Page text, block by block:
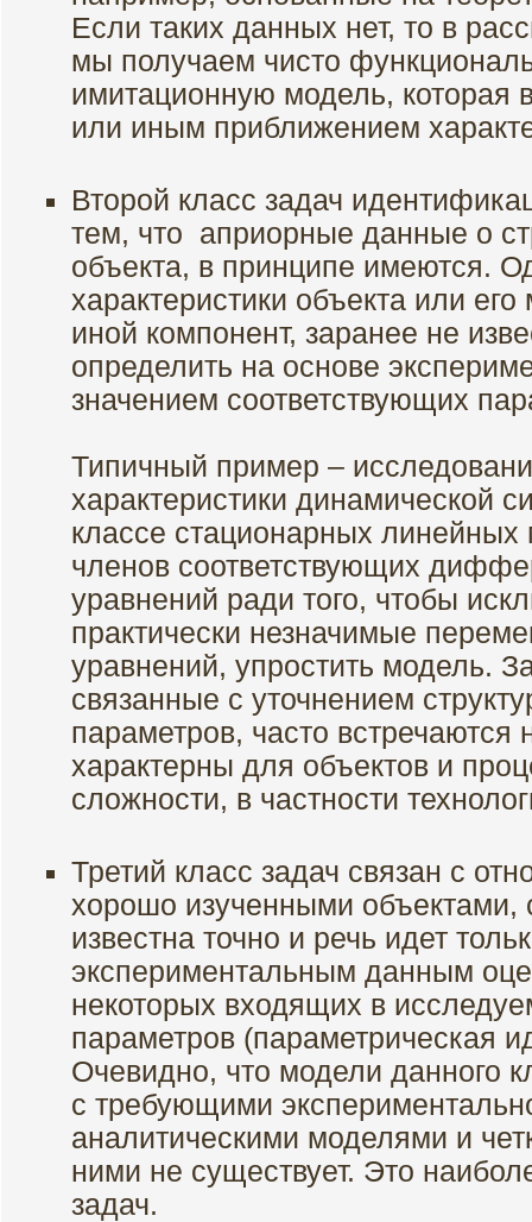
Если таких данных нет, то в
мы получаем чисто
имитационную модель, которая
или иным приближением
Второй класс задач
тем, что априорные данные о
объекта, в принципе имеются.
характеристики объекта или
иной компонент, заранее не
определить на основе
значением соответствующих
Типичный пример –
характеристики динамической
классе стационарных
членов соответствующих
уравнений ради того, чтобы
практически незначимые
уравнений, упростить модель.
связанные с уточнением
параметров, часто встречаются
характерны для объектов и
сложности, в частности
Третий класс задач связан с
хорошо изученными объектами,
известна точно и речь идет
экспериментальным данным
некоторых входящих в
параметров (параметрическая
Очевидно, что модели данного
с требующими
аналитическими моделями и
ними не существует. Это
задач.